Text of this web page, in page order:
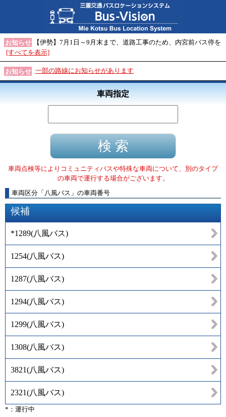
お知らせ
【伊勢】7月1日～9月末まで、道路工事のため、内宮前バス停を
[すべてを表示]
お知らせ 一部の路線にお知らせがあります
車両指定
車両点検等によりコミュニティバスや特殊な車両について、別のタイプ
の車両で運行する場合がございます。
車両区分 「 八風バス 」 の車両番号
候補
*1289(八風バス)
1254(八風バス)
1287(八風バス)
1294(八風バス)
1299(八風バス)
1308(八風バス)
3821(八風バス)
2321(八風バス)
*：運行中